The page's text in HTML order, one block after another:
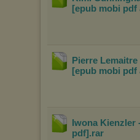
[epub mobi pdf
Pierre
[epub mobi pdf
Iwona Kienzler
pdf] .rar